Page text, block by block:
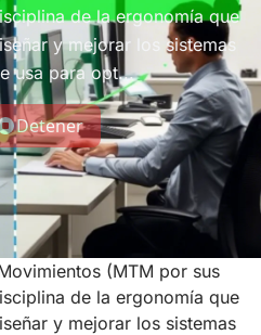
de la ergonomía que
y mejorar los sistemas
usa para opt...
Detener
(MTM por sus
de la ergonomía que
y mejorar los sistemas